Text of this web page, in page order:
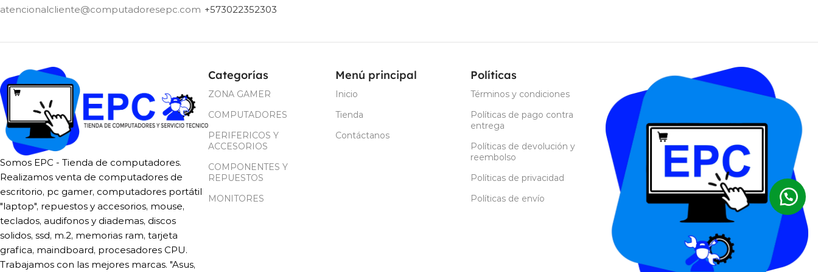
atencionalcliente@computadoresepc.com +573022352303
Somos EPC - Tienda de computadores.
Realizamos venta de computadores de
escritorio, pc gamer, computadores portátil
"laptop", repuestos y accesorios, mouse,
teclados, audifonos y diademas, discos
solidos, ssd, m.2, memorias ram, tarjeta
grafica, maindboard, procesadores CPU.
Trabajamos con las mejores marcas. "Asus,
Categorías
ZONA GAMER
COMPUTADORES
PERIFERICOS Y
ACCESORIOS
COMPONENTES Y
REPUESTOS
MONITORES
Menú principal
Inicio
Tienda
Contáctanos
Políticas
Términos y condiciones
Políticas de pago contra
entrega
Políticas de devolución y
reembolso
Políticas de privacidad
Políticas de envío